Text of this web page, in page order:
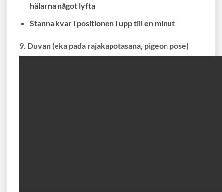
hälarna något lyfta
Stanna kvar i positionen i upp till en minut
9. Duvan (eka pada rajakapotasana, pigeon pose)